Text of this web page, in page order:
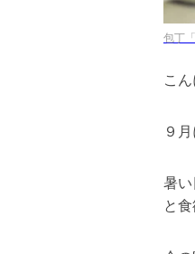
包丁
こ
９
暑
と